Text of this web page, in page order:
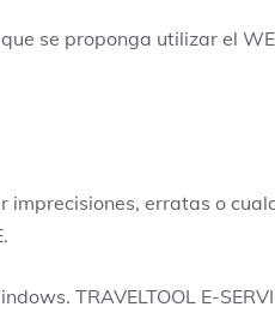
se proponga utilizar el
imprecisiones, erratas o
TRAVELTOOL E-